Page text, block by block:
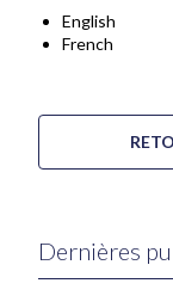
English
French
Dernières